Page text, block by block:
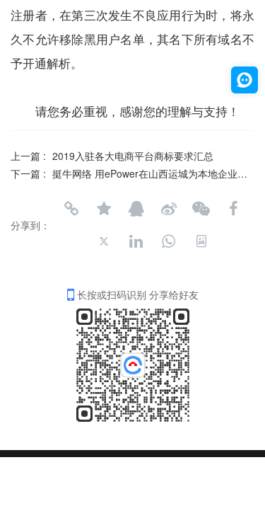
注册者，在第三次发生不良应用行为时，将永
久不允许移除黑用户名单，其名下所有域名不
予开通解析。
请您务必重视，感谢您的理解与支持！
上一篇 : 2019入驻各大电商平台商标要求汇总
下一篇 : 挺牛网络 用ePower在山西运城为本地企业提供服务
分享到：
长按或扫码识别 分享给好友